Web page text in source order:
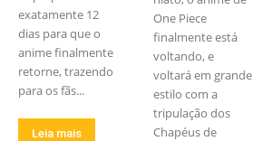
exatamente 12
dias para que o
anime finalmente
retorne, trazendo
para os fãs...
Leia mais
One Piece
finalmente está
voltando, e
voltará em grande
estilo com a
tripulação dos
Chapéus de